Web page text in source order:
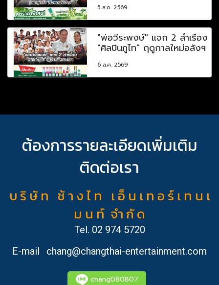
5 ส.ค. 2569
"พ่อวีระพงษ์" แจก 2 ลำเรื่อง
"ศิลปินภูไท" ฤดูกาลใหม่อลังฯ
6 ส.ค. 2569
ต้องการรายละเอียดเพิ่มเติม
ติดต่อเรา
บ ริ ษั ท ช้ า ง ไ ท เ อ็ น เ ท อ ร์ เ ท น เ
ม น ท์ จำ กั ด
Tel. 02 974 5720
E-mail
chang@changthai-entertainment.com
chang080807